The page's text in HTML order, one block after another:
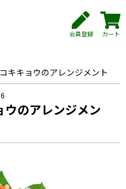
会員登録 カート
キキョウのアレンジメント
ウのアレンジメン